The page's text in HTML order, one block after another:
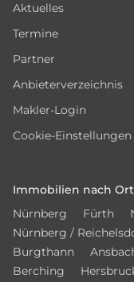
Aktuelles
Termine
Partner
Anbieterverzeichnis
Makler-Login
Cookie-
Immobilien nach Ort
Nürnberg
Fürth
Nürnberg /
Burgthann
Berching